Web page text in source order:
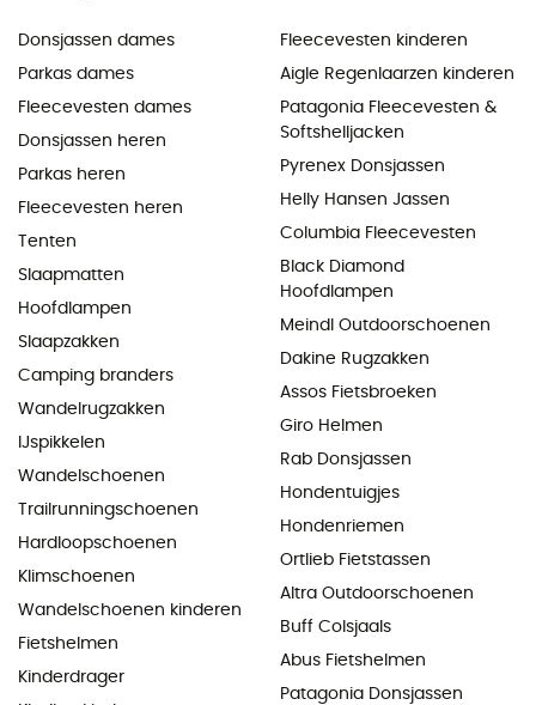
Donsjassen dames
Parkas dames
Fleecevesten dames
Donsjassen heren
Parkas heren
Fleecevesten heren
Tenten
Slaapmatten
Hoofdlampen
Slaapzakken
Camping branders
Wandelrugzakken
IJspikkelen
Wandelschoenen
Trailrunningschoenen
Hardloopschoenen
Klimschoenen
Wandelschoenen kinderen
Fietshelmen
Kinderdrager
Fleecevesten kinderen
Aigle Regenlaarzen kinderen
Patagonia Fleecevesten &
Softshelljacken
Pyrenex Donsjassen
Helly Hansen Jassen
Columbia Fleecevesten
Black Diamond
Hoofdlampen
Meindl Outdoorschoenen
Dakine Rugzakken
Assos Fietsbroeken
Giro Helmen
Rab Donsjassen
Hondentuigjes
Hondenriemen
Ortlieb Fietstassen
Altra Outdoorschoenen
Buff Colsjaals
Abus Fietshelmen
Patagonia Donsjassen